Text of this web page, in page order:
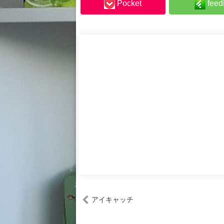
Pocket
アイキャッチ